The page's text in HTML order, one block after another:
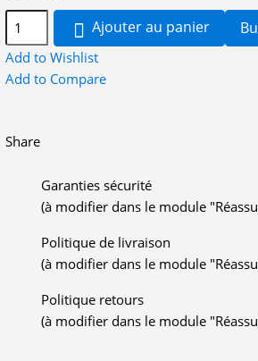
 Ajouter au panier
Add to Wishlist
Add to Compare
Share
Garanties sécurité
(à modifier dans le module
Politique de livraison
(à modifier dans le module
Politique retours
(à modifier dans le module